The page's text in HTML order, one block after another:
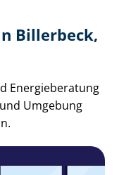
Billerbeck,
Energieberatung
Umgebung